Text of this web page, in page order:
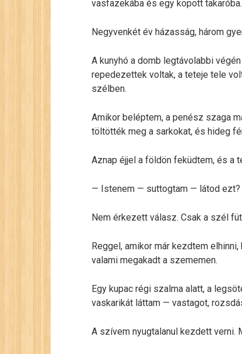
vasfazekába és egy kopott takaróba.
Negyvenkét év házasság, három
A kunyhó a domb legtávolabbi
repedezettek voltak, a teteje tele
szélben.
Amikor beléptem, a penész szaga
töltötték meg a sarkokat, és hideg
Aznap éjjel a földön feküdtem, és a
— Istenem — suttogtam — látod ezt?
Nem érkezett válasz. Csak a szél
Reggel, amikor már kezdtem
valami megakadt a szememen.
Egy kupac régi szalma alatt, a
vaskarikát láttam — vastagot,
A szívem nyugtalanul kezdett verni.